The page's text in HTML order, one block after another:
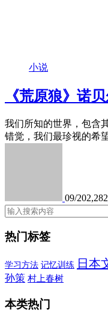
小说
《荒原狼》诺
我们所知的世界，包含
错觉，我们最珍视的希
09/202,282
热门标签
学习方法 记忆训练 日本
孙策 村上春树
本类热门